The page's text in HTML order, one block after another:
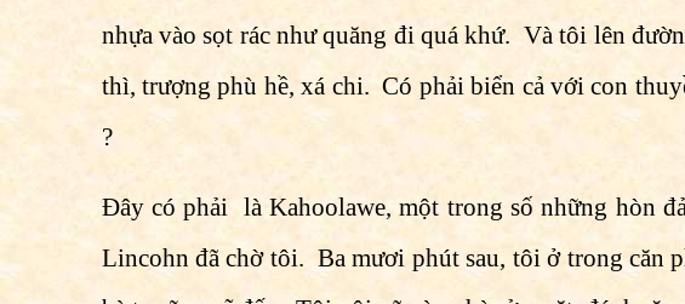
nhựa vào sọt rác như quăng đi quá khứ. Và tôi lên
thì, trượng phù hề, xá chi. Có phải biển cả với con
?
Ðây có phải là Kahoolawe, một trong số những hòn
Lincohn đã chờ tôi. Ba mươi phút sau, tôi ở trong